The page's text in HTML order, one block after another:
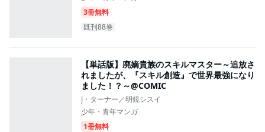
3冊無料
既刊88巻
【単話版】廃嫡貴族のスキルマスター～追放さ
れましたが、『スキル創造』で世界最強になり
ました！？～@COMIC
J・ターナー／明鏡シスイ
少年・青年マンガ
1冊無料